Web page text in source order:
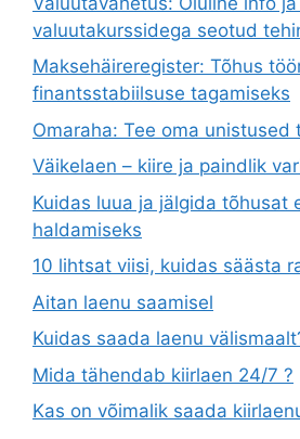
valuutakurssidega seotud
Maksehäireregister: Tõhus
finantsstabiilsuse tagamiseks
Omaraha: Tee oma unistused
Väikelaen – kiire ja paindlik
Kuidas luua ja jälgida tõhusat
haldamiseks
10 lihtsat viisi, kuidas säästa
Aitan laenu saamisel
Kuidas saada laenu
Mida tähendab kiirlaen 24/7 ?
Kas on võimalik saada